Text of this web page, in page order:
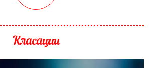
Класации